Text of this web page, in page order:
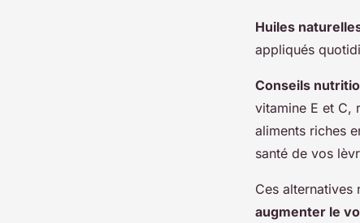
Huiles
appliqués
Conseils
vitamine E et C,
aliments riches
santé de vos
Ces alternatives
augmenter le